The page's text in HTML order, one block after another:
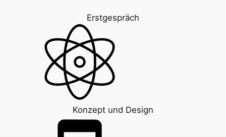
Erstgespräch
Konzept und Design